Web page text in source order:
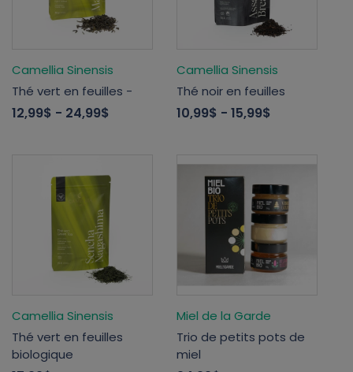
Camellia Sinensis
Thé vert en feuilles -
12,99$ - 24,99$
Camellia Sinensis
Thé noir en feuilles
10,99$ - 15,99$
Camellia Sinensis
Thé vert en feuilles
biologique
Miel de la Garde
Trio de petits pots de
miel